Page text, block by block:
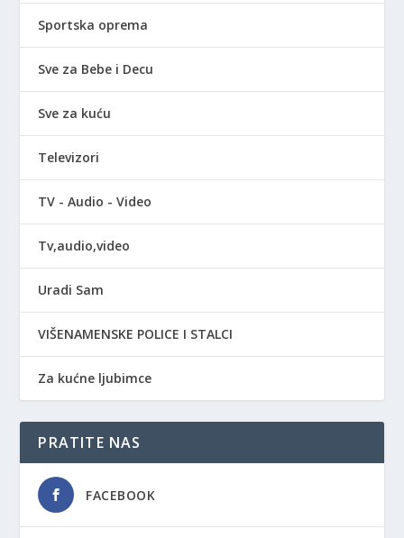
Sportska oprema
Sve za Bebe i Decu
Sve za kuću
Televizori
TV - Audio - Video
Tv,audio,video
Uradi Sam
VIŠENAMENSKE POLICE I STALCI
Za kućne ljubimce
PRATITE NAS
FACEBOOK